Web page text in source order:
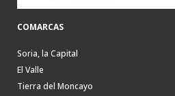
COMARCAS
Soria, la Capital
El Valle
Tierra del Moncayo